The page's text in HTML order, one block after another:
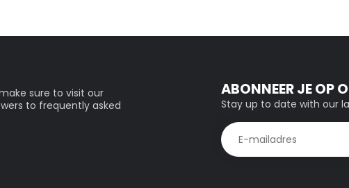
sure to visit our
to frequently asked
ABONNEER JE OP
Stay up to date with our